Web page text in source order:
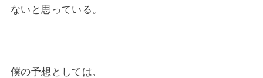
ないと思っている。
僕の予想としては、